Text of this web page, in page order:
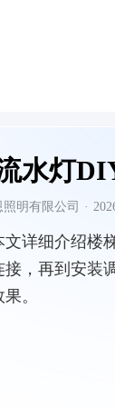
水灯
明有限公司 ·
文详细介绍楼
接，再到安装
。